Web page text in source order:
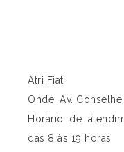
Atri Fiat
Onde: Av.
Horário de
das 8 às 19 horas